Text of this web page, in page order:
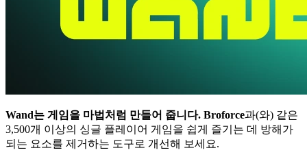
Wand는 게임을 마법처럼 만들어 줍니다. Broforce과(와) 같은
3,500개 이상의 싱글 플레이어 게임을 쉽게 즐기는 데 방해가
되는 요소를 제거하는 도구로 개선해 보세요.